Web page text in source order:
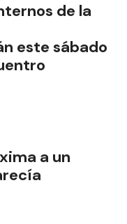
de la
este sábado
a un